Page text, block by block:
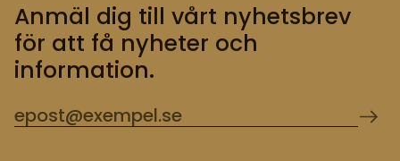
Anmäl dig till vårt nyhetsbrev
för att få nyheter och
information.